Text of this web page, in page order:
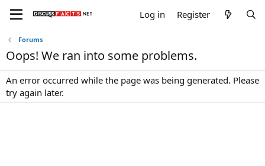
Log in Register
Forums
Oops! We ran into some problems.
An error occurred while the page was being generated. Please
try again later.